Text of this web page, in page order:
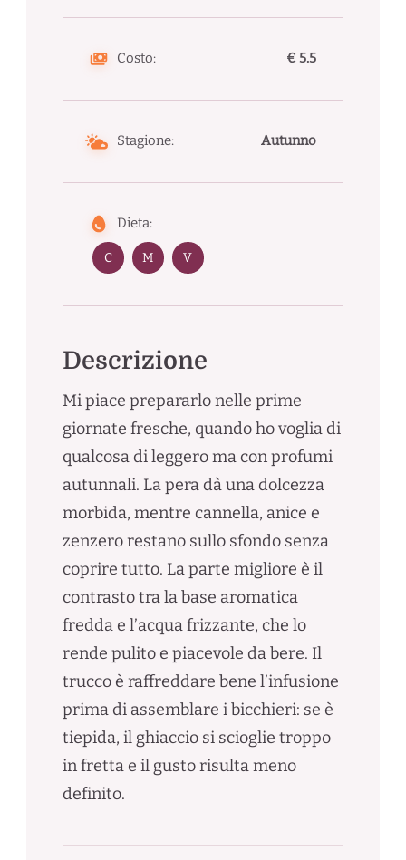
Costo: € 5.5
Stagione: Autunno
Dieta:
C M V
Descrizione
Mi piace prepararlo nelle prime
giornate fresche, quando ho voglia di
qualcosa di leggero ma con profumi
autunnali. La pera dà una dolcezza
morbida, mentre cannella, anice e
zenzero restano sullo sfondo senza
coprire tutto. La parte migliore è il
contrasto tra la base aromatica
fredda e l’acqua frizzante, che lo
rende pulito e piacevole da bere. Il
trucco è raffreddare bene l’infusione
prima di assemblare i bicchieri: se è
tiepida, il ghiaccio si scioglie troppo
in fretta e il gusto risulta meno
definito.